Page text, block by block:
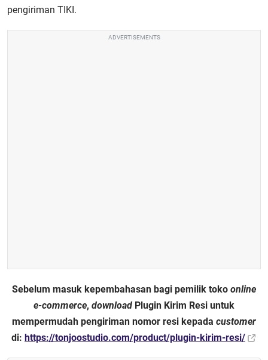
pengiriman TIKI.
ADVERTISEMENTS
Sebelum masuk kepembahasan bagi pemilik toko online
e-commerce, download Plugin Kirim Resi untuk
mempermudah pengiriman nomor resi kepada customer
di: https://tonjoostudio.com/product/plugin-kirim-resi/